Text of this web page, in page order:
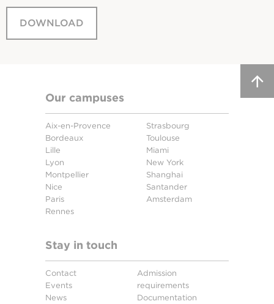
DOWNLOAD
Our campuses
Aix-en-Provence
Bordeaux
Lille
Lyon
Montpellier
Nice
Paris
Rennes
Strasbourg
Toulouse
Miami
New York
Shanghai
Santander
Amsterdam
Stay in touch
Contact
Events
News
Admission
requirements
Documentation